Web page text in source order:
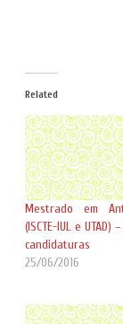
Related
Mestrado em
(ISCTE-IUL e UTAD)
candidaturas
25/06/2016